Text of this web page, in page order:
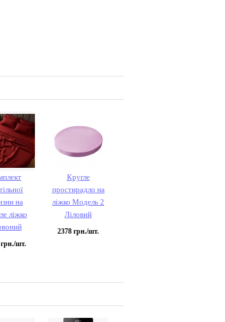
на
ліжко
грн./шт.
Кругле
простирадло на
ліжко Модель 2
Ліловий
2378 грн./шт.